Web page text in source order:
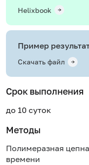
Helixbook
Пример
Скачать файл
Срок выполнения
до 10 суток
Методы
Полимеразная
времени